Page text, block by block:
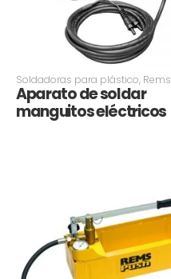
Soldadoras para plástico, Rems
Aparato de soldar
manguitos eléctricos